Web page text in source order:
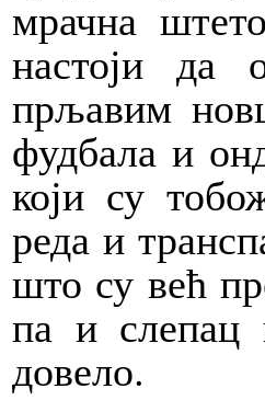
мрачна
настоји да
прљавим
фудбала и
који су
реда и
што су већ
па и слепац
довело.